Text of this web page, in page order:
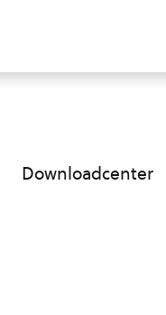
Downloadcenter